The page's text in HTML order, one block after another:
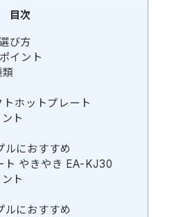
目次
び方
イント
ホットプレート
ト
ルにおすすめ
ト やきやき EA-KJ30
ト
ルにおすすめ